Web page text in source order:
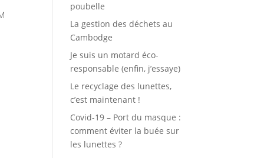
poubelle
La gestion des déchets au
Cambodge
Je suis un motard éco-
responsable (enfin, j’essaye)
Le recyclage des lunettes,
c’est maintenant !
Covid-19 – Port du masque :
comment éviter la buée sur
les lunettes ?